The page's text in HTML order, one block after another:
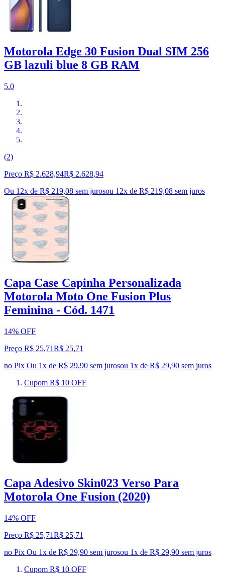
Motorola Edge 30 Fusion Dual SIM 256
GB lazuli blue 8 GB RAM
5.0
(2)
Preço R$ 2.628,94R$ 2.628,94
Ou 12x de R$ 219,08 sem jurosou 12x de R$ 219,08 sem juros
Capa Case Capinha Personalizada
Motorola Moto One Fusion Plus
Feminina - Cód. 1471
14% OFF
Preço R$ 25,71R$ 25,71
no Pix Ou 1x de R$ 29,90 sem jurosou 1x de R$ 29,90 sem juros
Cupom R$ 10 OFF
Capa Adesivo Skin023 Verso Para
Motorola One Fusion (2020)
14% OFF
Preço R$ 25,71R$ 25,71
no Pix Ou 1x de R$ 29,90 sem jurosou 1x de R$ 29,90 sem juros
Cupom R$ 10 OFF